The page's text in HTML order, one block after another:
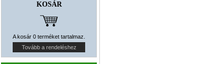
KOSÁR
A kosár 0 terméket tartalmaz.
Tovább a rendeléshez